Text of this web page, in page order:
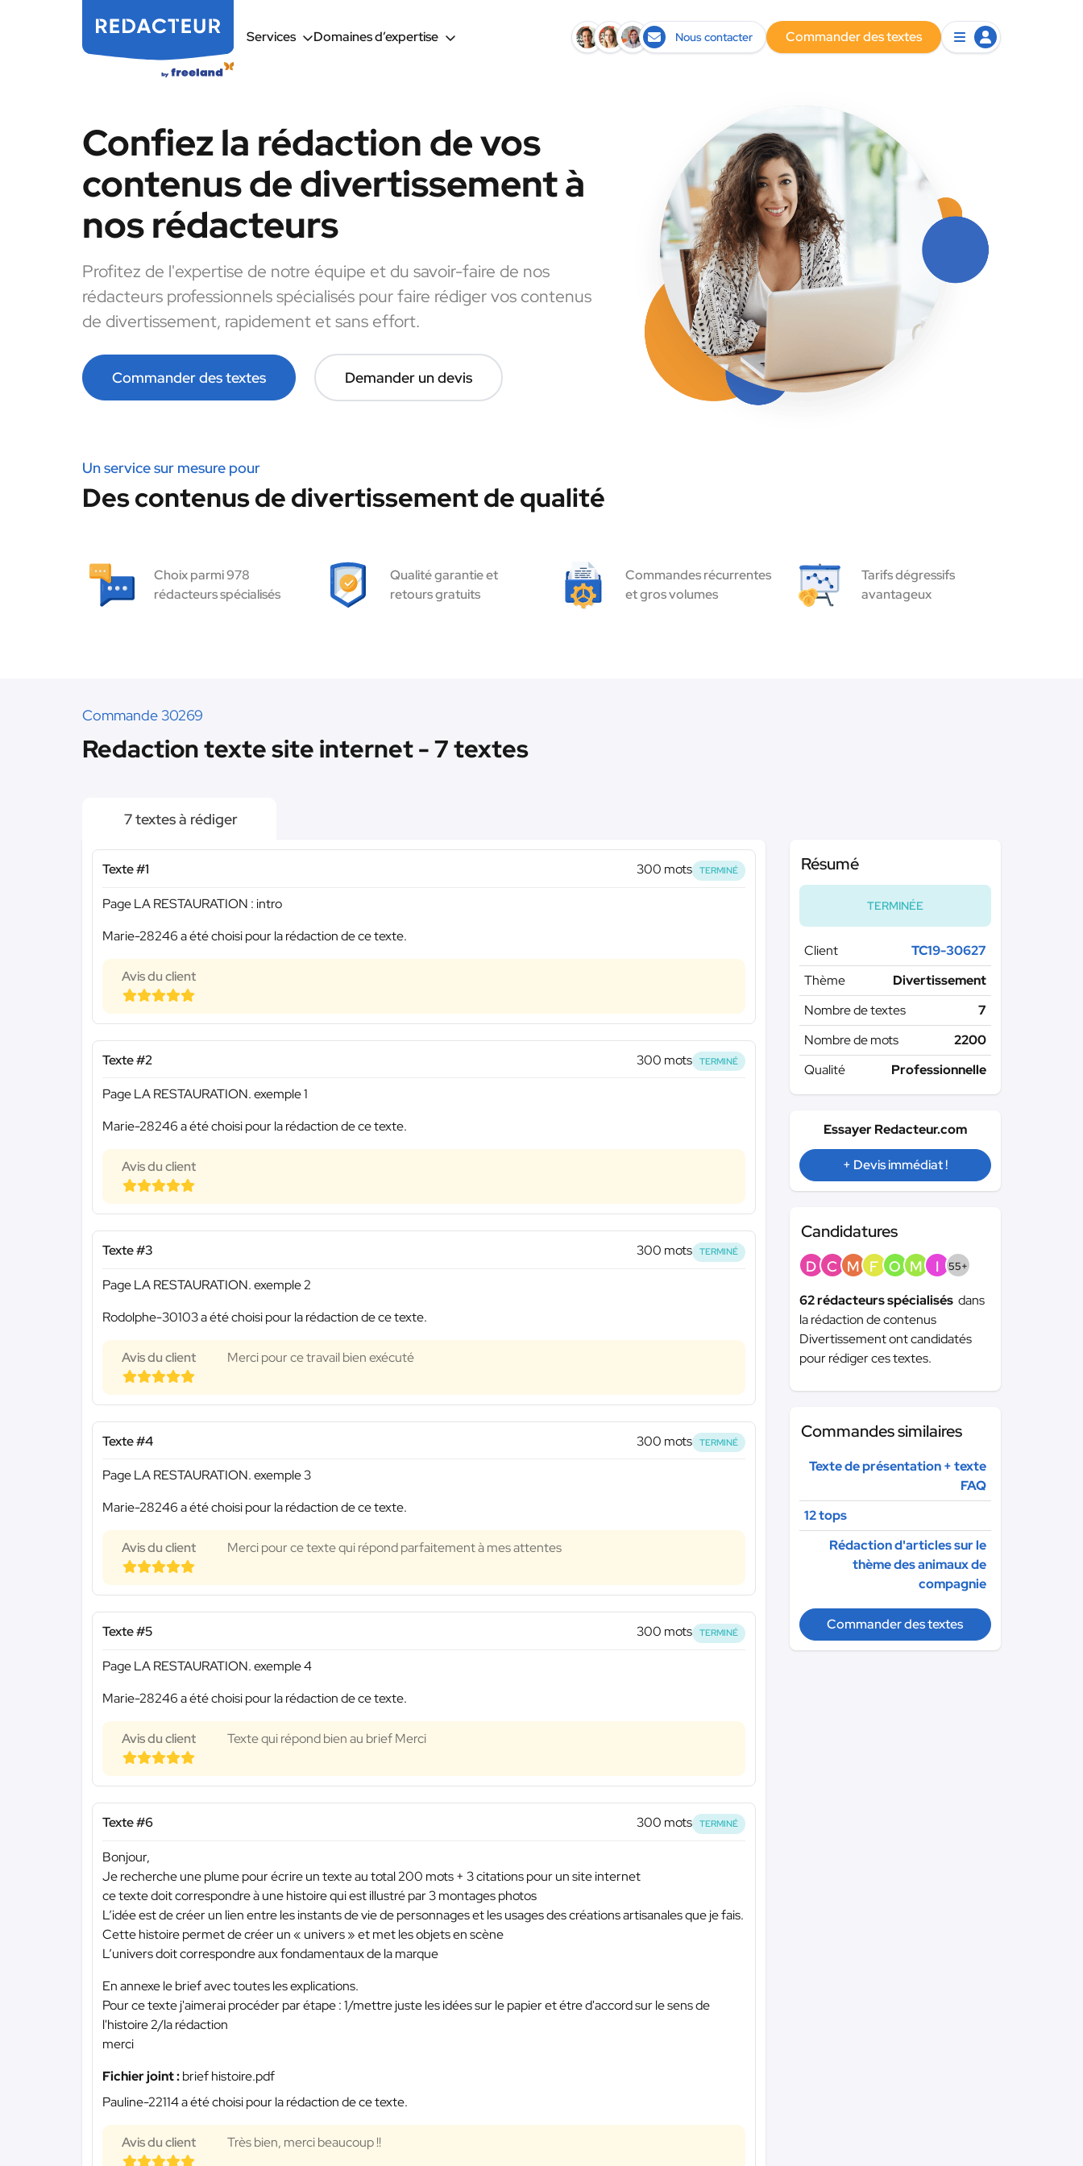
Services Domaines d’expertise Nous contacter Commander des textes
Confiez la rédaction de vos
contenus de divertissement à
nos rédacteurs
Profitez de l'expertise de notre équipe et du savoir-faire de nos
rédacteurs professionnels spécialisés pour faire rédiger vos contenus
de divertissement, rapidement et sans effort.
Commander des textes Demander un devis
Un service sur mesure pour
Des contenus de divertissement de qualité
Choix parmi 978
rédacteurs spécialisés
Qualité garantie et
retours gratuits
Commandes récurrentes
et gros volumes
Tarifs dégressifs
avantageux
Commande 30269
Redaction texte site internet - 7 textes
7 textes à rédiger
Texte #1 300 mots TERMINÉ
Page LA RESTAURATION : intro
Marie-28246 a été choisi pour la rédaction de ce texte.
Avis du client
Texte #2 300 mots TERMINÉ
Page LA RESTAURATION. exemple 1
Marie-28246 a été choisi pour la rédaction de ce texte.
Avis du client
Texte #3 300 mots TERMINÉ
Page LA RESTAURATION. exemple 2
Rodolphe-30103 a été choisi pour la rédaction de ce texte.
Avis du client Merci pour ce travail bien exécuté
Texte #4 300 mots TERMINÉ
Page LA RESTAURATION. exemple 3
Marie-28246 a été choisi pour la rédaction de ce texte.
Avis du client Merci pour ce texte qui répond parfaitement à mes attentes
Texte #5 300 mots TERMINÉ
Page LA RESTAURATION. exemple 4
Marie-28246 a été choisi pour la rédaction de ce texte.
Avis du client Texte qui répond bien au brief Merci
Texte #6 300 mots TERMINÉ
Bonjour,
Je recherche une plume pour écrire un texte au total 200 mots + 3 citations pour un site internet
ce texte doit correspondre à une histoire qui est illustré par 3 montages photos
L’idée est de créer un lien entre les instants de vie de personnages et les usages des créations artisanales que je fais.
Cette histoire permet de créer un « univers » et met les objets en scène
L’univers doit correspondre aux fondamentaux de la marque
En annexe le brief avec toutes les explications.
Pour ce texte j'aimerai procéder par étape : 1/mettre juste les idées sur le papier et étre d'accord sur le sens de
l'histoire 2/la rédaction
merci
Fichier joint :brief histoire.pdf
Pauline-22114 a été choisi pour la rédaction de ce texte.
Avis du client Très bien, merci beaucoup !!
Résumé
TERMINÉE
Client
TC19-30627
Thème
Divertissement
Nombre de textes
7
Nombre de mots
2200
Qualité
Professionnelle
Essayer Redacteur.com
+ Devis immédiat !
Candidatures
D C M F O M I 55+
62 rédacteurs spécialisés dans
la rédaction de contenus
Divertissement ont candidatés
pour rédiger ces textes.
Commandes similaires
Texte de présentation + texte
FAQ
12 tops
Rédaction d'articles sur le
thème des animaux de
compagnie
Commander des textes